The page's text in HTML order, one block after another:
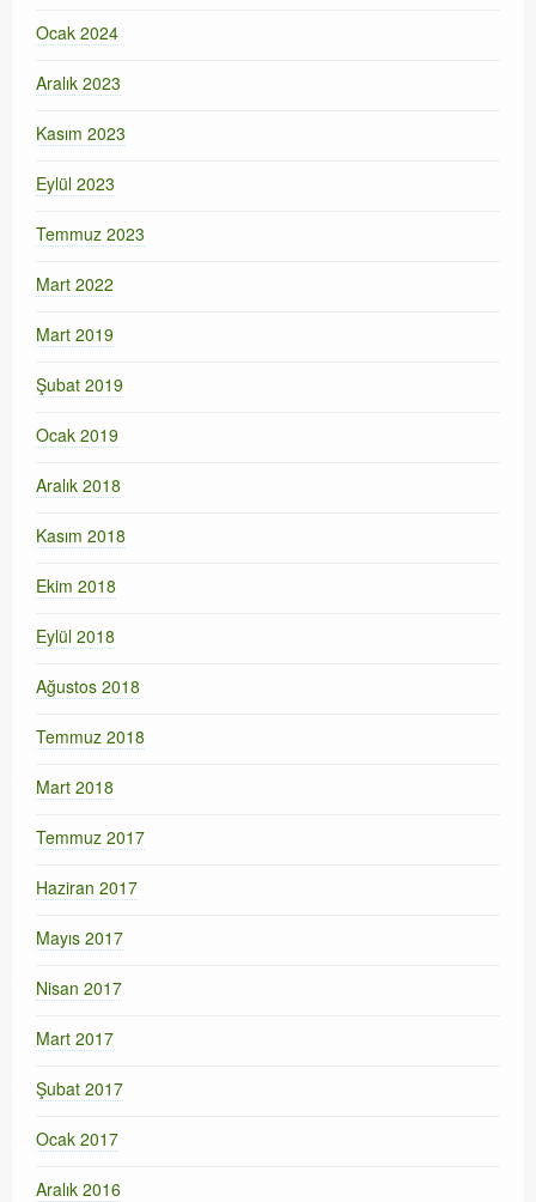
Ocak 2024
Aralık 2023
Kasım 2023
Eylül 2023
Temmuz 2023
Mart 2022
Mart 2019
Şubat 2019
Ocak 2019
Aralık 2018
Kasım 2018
Ekim 2018
Eylül 2018
Ağustos 2018
Temmuz 2018
Mart 2018
Temmuz 2017
Haziran 2017
Mayıs 2017
Nisan 2017
Mart 2017
Şubat 2017
Ocak 2017
Aralık 2016